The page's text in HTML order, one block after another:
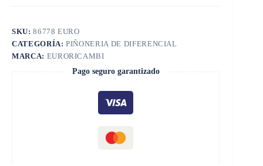
SKU:86778 EURO
CATEGORÍA:PIÑONERIA DE DIFERENCIAL
MARCA: EURORICAMBI
Pago seguro garantizado